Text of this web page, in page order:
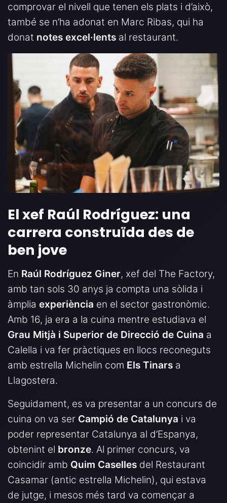
comprovar el nivell que tenen els plats i d’això,
també se n’ha adonat en Marc Ribas, qui ha
donat notes excel·lents al restaurant.
El xef Raúl Rodríguez: una
carrera construïda des de
ben jove
En Raúl Rodríguez Giner, xef del The Factory,
amb tan sols 30 anys ja compta una sòlida i
àmplia experiència en el sector gastronòmic.
Amb 16, ja era a la cuina mentre estudiava el
Grau Mitjà i Superior de Direcció de Cuina a
Calella i va fer pràctiques en llocs reconeguts
amb estrella Michelin com Els Tinars a
Llagostera.
Seguidament, es va presentar a un concurs de
cuina on va ser Campió de Catalunya i va
poder representar Catalunya al d’Espanya,
obtenint el bronze. Al primer concurs, va
coincidir amb Quim Caselles del Restaurant
Casamar (antic estrella Michelin), qui estava
de jutge, i mesos més tard va començar a